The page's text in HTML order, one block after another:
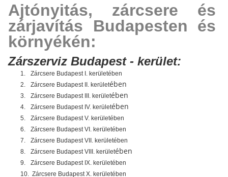
Ajtónyitás, zárcsere és
zárjavítás Budapesten és
környékén:
Zárszerviz Budapest - kerület:
1.
Zárcsere Budapest I. kerületében
2.
Zárcsere Budapest II. kerületében
3. Zárcsere Budapest III. kerületében
4. Zárcsere Budapest IV. kerületében
5.
Zárcsere Budapest V. kerületében
6.
Zárcsere Budapest VI. kerületében
7.
Zárcsere Budapest VII. kerületében
8.
Zárcsere Budapest VIII. kerületében
9.
Zárcsere Budapest IX. kerületében
10.
Zárcsere Budapest X. kerületében